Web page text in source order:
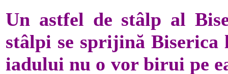
Un astfel de stâlp al
stâlpi se sprijină Biserica
iadului nu o vor birui pe